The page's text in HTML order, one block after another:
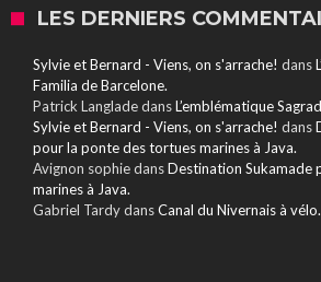
LES DERNIERS
Sylvie et Bernard - Viens, on s'arrache! dans
Familia de Barcelone.
Patrick LangladedansL’emblématique
Sylvie et Bernard - Viens, on s'arrache! dans
pour la ponte des tortues marines à Java.
Avignon sophiedansDestination Sukamade
marines à Java.
Gabriel TardydansCanal du Nivernais à vélo.